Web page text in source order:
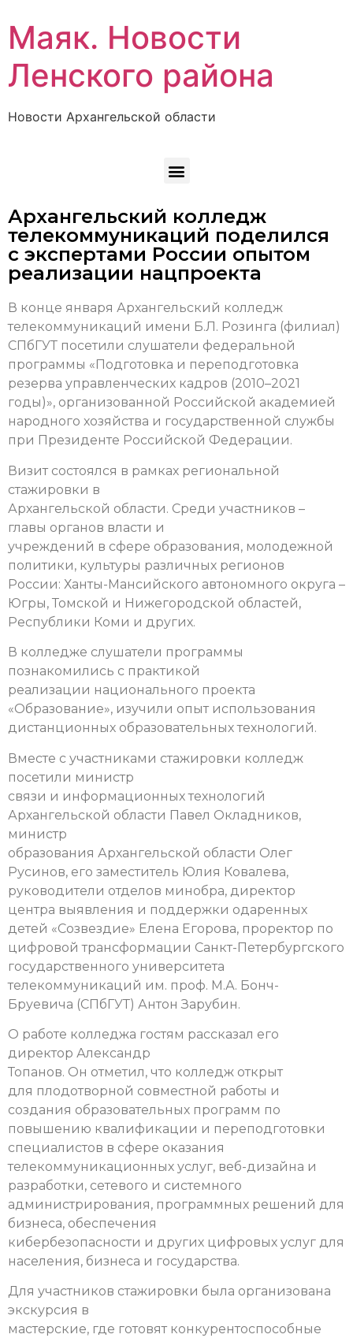
Маяк. Новости
Ленского района
Новости Архангельской области
Архангельский колледж
телекоммуникаций поделился
с экспертами России опытом
реализации нацпроекта
В конце января Архангельский колледж
телекоммуникаций имени Б.Л. Розинга (филиал)
СПбГУТ посетили слушатели федеральной
программы «Подготовка и переподготовка
резерва управленческих кадров (2010–2021
годы)», организованной Российской академией
народного хозяйства и государственной службы
при Президенте Российской Федерации.
Визит состоялся в рамках региональной
стажировки в
Архангельской области. Среди участников –
главы органов власти и
учреждений в сфере образования, молодежной
политики, культуры различных регионов
России: Ханты-Мансийского автономного округа –
Югры, Томской и Нижегородской областей,
Республики Коми и других.
В колледже слушатели программы
познакомились с практикой
реализации национального проекта
«Образование», изучили опыт использования
дистанционных образовательных технологий.
Вместе с участниками стажировки колледж
посетили министр
связи и информационных технологий
Архангельской области Павел Окладников,
министр
образования Архангельской области Олег
Русинов, его заместитель Юлия Ковалева,
руководители отделов минобра, директор
центра выявления и поддержки одаренных
детей «Созвездие» Елена Егорова, проректор по
цифровой трансформации Санкт-Петербургского
государственного университета
телекоммуникаций им. проф. М.А. Бонч-
Бруевича (СПбГУТ) Антон Зарубин.
О работе колледжа гостям рассказал его
директор Александр
Топанов. Он отметил, что колледж открыт
для плодотворной совместной работы и
создания образовательных программ по
повышению квалификации и переподготовки
специалистов в сфере оказания
телекоммуникационных услуг, веб-дизайна и
разработки, сетевого и системного
администрирования, программных решений для
бизнеса, обеспечения
кибербезопасности и других цифровых услуг для
населения, бизнеса и государства.
Для участников стажировки была организована
экскурсия в
мастерские, где готовят конкурентоспособные